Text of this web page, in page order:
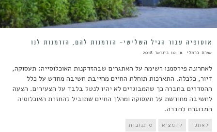
אוטופיה עבור הגיל השלישי- הזדמנות להם, הזדמנות לנו
אפרת ברמלי 10 בינואר 2018
לאחרונה פירסמנו רשימה על האתגרים שבהזדקנות האוכלוסייה: תעסוקה,
דיור, כלכלה. התארכות תוחלת החיים מחייבת חשיבה מחדש על כלל
ההסדרים בחברה כך שהמבוגרים לא יהיו לנטל בלבד על הצעירים. הצעה
לחשיבה מחודשת על תעסוקה ומהלך החיים שתוביל להחזרת האוכלוסיה
המבוגרת לחברה.
לאתגר להמציא 0 תגובות